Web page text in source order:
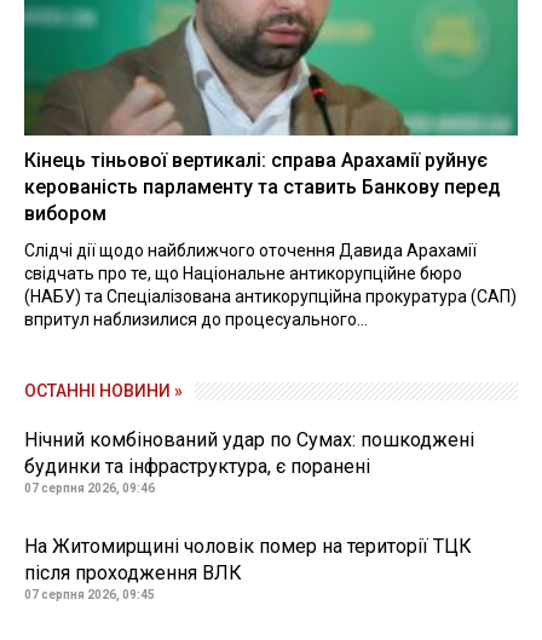
Кінець тіньової вертикалі: справа Арахамії руйнує
керованість парламенту та ставить Банкову перед
вибором
Слідчі дії щодо найближчого оточення Давида Арахамії
свідчать про те, що Національне антикорупційне бюро
(НАБУ) та Спеціалізована антикорупційна прокуратура (САП)
впритул наблизилися до процесуального...
ОСТАННІ НОВИНИ »
Нічний комбінований удар по Сумах: пошкоджені
будинки та інфраструктура, є поранені
07 серпня 2026, 09:46
На Житомирщині чоловік помер на території ТЦК
після проходження ВЛК
07 серпня 2026, 09:45